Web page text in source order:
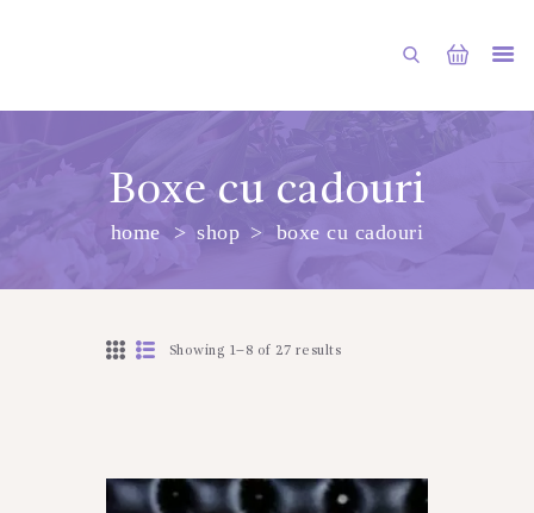
Boxe cu cadouri
home shop boxe cu cadouri
PRINCIPALA
DESPRE NOI
Showing 1–8 of 27 results